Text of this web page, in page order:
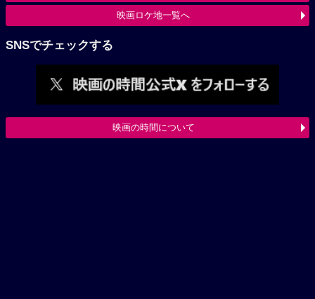
映画ロケ地一覧へ
SNSでチェックする
映画の時間について